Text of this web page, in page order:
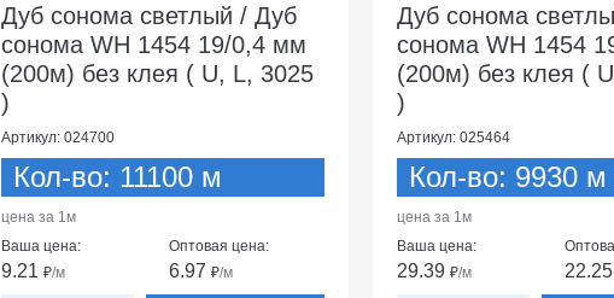
Дуб сонома светлый / Дуб
сонома WH 1454 19/0,4 мм
(200м) без клея ( U, L, 3025
)
Артикул: 024700
Кол-во: 11100 м
цена за 1м
Ваша цена:
9.21 ₽/м
Оптовая цена:
6.97 ₽/м
Дуб сонома
сонома WH 1454
(200м) без клея (
)
Артикул: 025464
Кол-во: 9930 м
цена за 1м
Ваша цена:
29.39 ₽/м 22.25